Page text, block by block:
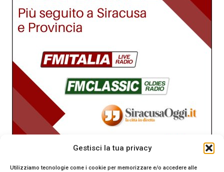
Gestisci la tua privacy
Utilizziamo tecnologie come i cookie per memorizzare e/o accedere alle